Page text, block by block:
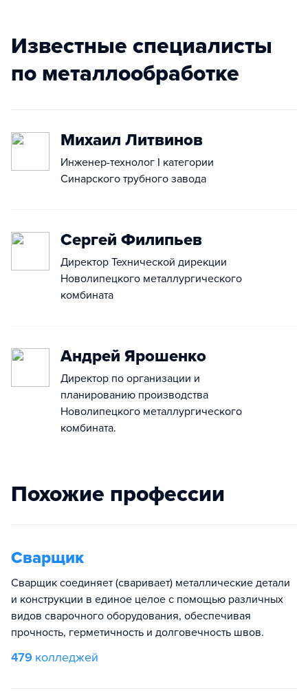
Известные специалисты
по металлообработке
Михаил Литвинов
Инженер-технолог I категории
Синарского трубного завода
Сергей Филипьев
Директор Технической дирекции
Новолипецкого металлургического
комбината
Андрей Ярошенко
Директор по организации и
планированию производства
Новолипецкого металлургического
комбината.
Похожие профессии
Сварщик
Сварщик соединяет (сваривает) металлические детали
и конструкции в единое целое с помощью различных
видов сварочного оборудования, обеспечивая
прочность, герметичность и долговечность швов.
479 колледжей